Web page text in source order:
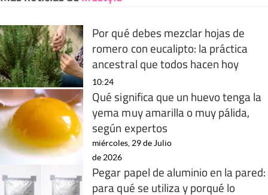
Por qué debes mezclar hojas de
romero con eucalipto: la práctica
ancestral que todos hacen hoy
10:24
Qué significa que un huevo tenga la
yema muy amarilla o muy pálida,
según expertos
miércoles, 29 de Julio
de 2026
Pegar papel de aluminio en la pared:
para qué se utiliza y porqué lo